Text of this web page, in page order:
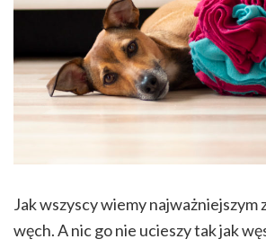
Jak wszyscy wiemy najważniejszym
węch. A nic go nie ucieszy tak jak